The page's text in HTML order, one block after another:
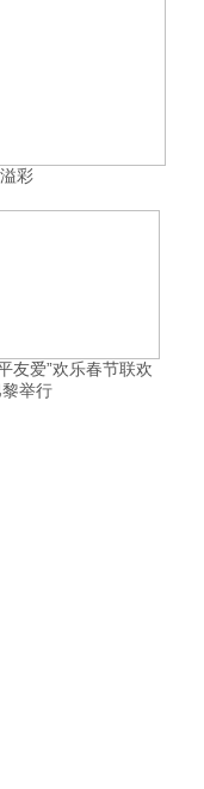
彩
友爱”欢乐春节联欢
举行